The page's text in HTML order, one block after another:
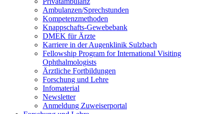
Ambulanzen/Sprechstunden
Kompetenzmethoden
Knappschafts-Gewebebank
DMEK für Ärzte
Karriere in der Augenklinik Sulzbach
Fellowship Program for International Visiting
Ophthalmologists
Ärztliche Fortbildungen
Forschung und Lehre
Infomaterial
Newsletter
Anmeldung Zuweiserportal